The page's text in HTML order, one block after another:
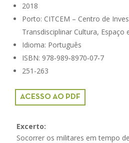
2018
Porto: CITCEM – Centro de
Transdisciplinar Cultura, Espaço
Idioma: Português
ISBN: 978‑989‑8970‑07‑7
251-263
ACESSO AO PDF
Excerto:
Socorrer os militares em tempo